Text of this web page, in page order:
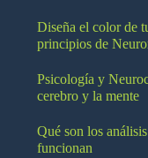
Diseña el color de
principios de
Psicología y
cerebro y la mente
Qué son los
funcionan